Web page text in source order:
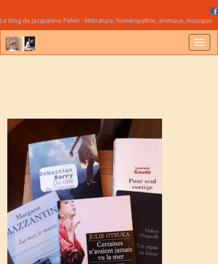
Le blog de Jacqueline Peker : littérature, homéopathie, animaux, musique